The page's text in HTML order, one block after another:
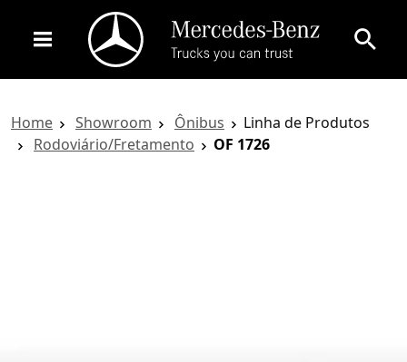
Home Showroom Ônibus
Linha de Produtos
Rodoviário/Fretamento
OF 1726